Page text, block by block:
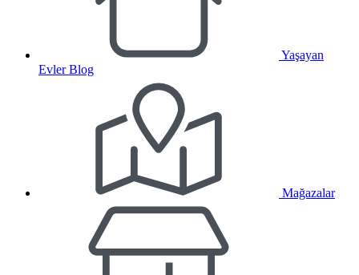
Yaşayan
Evler Blog
Mağazalar